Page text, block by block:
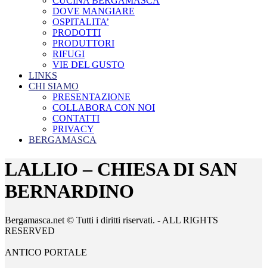
DOVE MANGIARE
OSPITALITA’
PRODOTTI
PRODUTTORI
RIFUGI
VIE DEL GUSTO
LINKS
CHI SIAMO
PRESENTAZIONE
COLLABORA CON NOI
CONTATTI
PRIVACY
BERGAMASCA
LALLIO – CHIESA DI SAN
BERNARDINO
Bergamasca.net © Tutti i diritti riservati. - ALL RIGHTS
RESERVED
ANTICO PORTALE